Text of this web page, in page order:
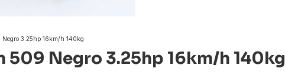
3.25hp 16km/h 140kg
509 Negro 3.25hp 16km/h 140kg